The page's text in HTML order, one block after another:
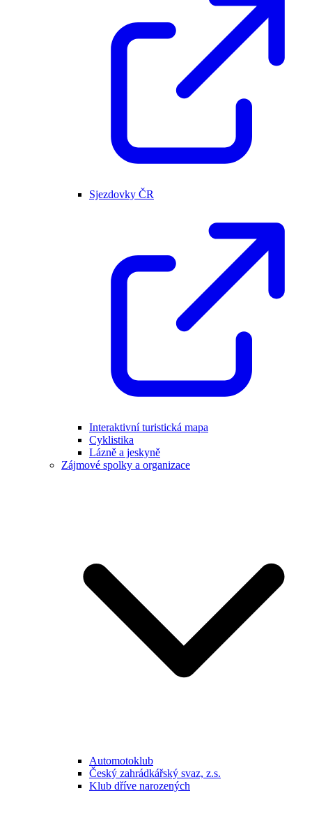
Sjezdovky ČR
Interaktivní turistická mapa
Cyklistika
Lázně a jeskyně
Zájmové spolky a organizace
Automotoklub
Český zahrádkářský svaz, z.s.
Klub dříve narozených